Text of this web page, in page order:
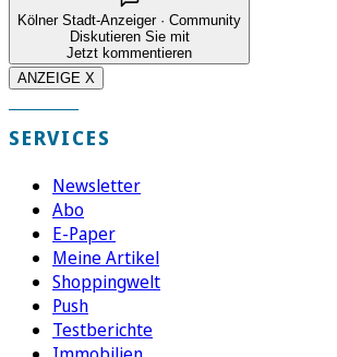
Kölner Stadt-Anzeiger · Community
Diskutieren Sie mit
Jetzt kommentieren
ANZEIGE X
SERVICES
Newsletter
Abo
E-Paper
Meine Artikel
Shoppingwelt
Push
Testberichte